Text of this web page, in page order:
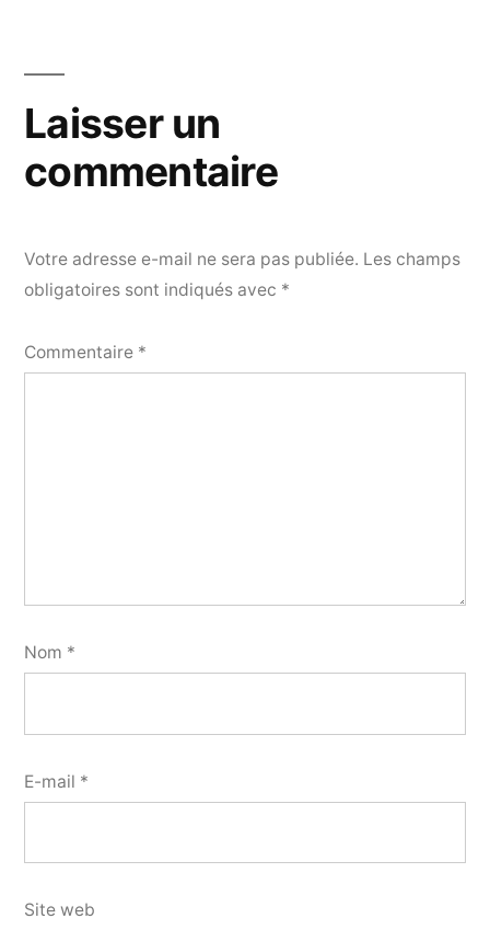
Laisser un
commentaire
Votre adresse e-mail ne sera pas publiée. Les champs
obligatoires sont indiqués avec *
Commentaire *
Nom *
E-mail *
Site web